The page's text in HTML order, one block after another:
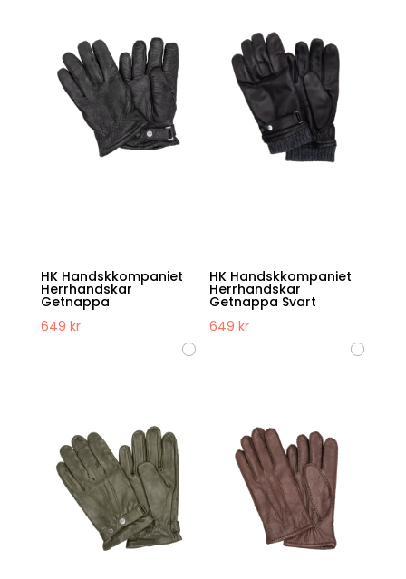
HK Handskkompaniet
Herrhandskar
Getnappa
649 kr
HK Handskkompaniet
Herrhandskar
Getnappa Svart
649kr